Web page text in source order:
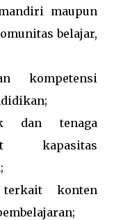
maupun
belajar,
kompetensi
dan tenaga
kapasitas
terkait konten